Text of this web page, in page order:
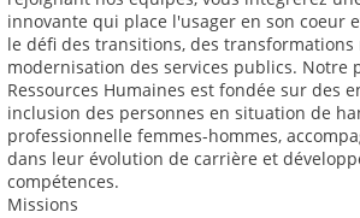
innovante qui place l'usager en son coeur
le défi des transitions, des
modernisation des services publics. Notre
Ressources Humaines est fondée sur des
inclusion des personnes en situation de
professionnelle femmes-hommes,
dans leur évolution de carrière et
compétences.
Missions